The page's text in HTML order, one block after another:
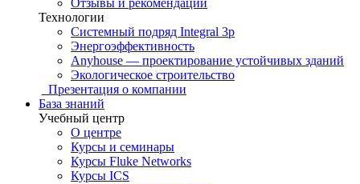
Технологии
Системный подряд Integral 3p
Энергоэффективность
Anyhouse — проектирование устойчивых зданий
Экологическое строительство
Презентация о компании
База знаний
Учебный центр
О центре
Курсы и семинары
Курсы Fluke Networks
Курсы ICS